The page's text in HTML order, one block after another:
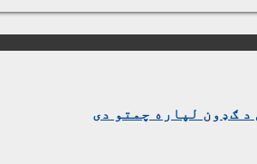
ګډون لپاره چمتو دی